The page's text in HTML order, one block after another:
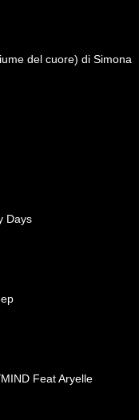
del cuore) di Simona
Days
Feat Aryelle